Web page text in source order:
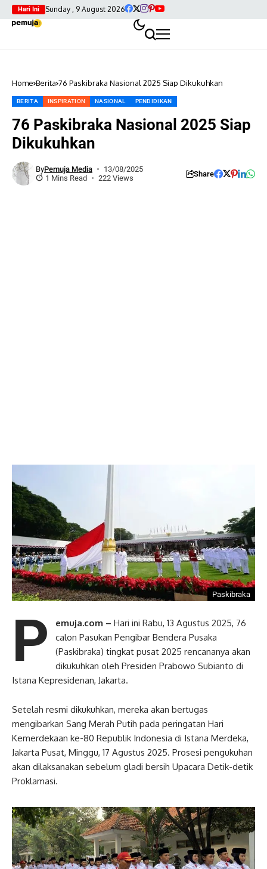
Hari Ini Sunday , 9 August 2026
Home Berita 76 Paskibraka Nasional 2025 Siap Dikukuhkan
BERITA INSPIRATION NASIONAL PENDIDIKAN
76 Paskibraka Nasional 2025 Siap
Dikukuhkan
ByPemuja Media
13/08/2025
1 Mins Read
222 Views Share
Paskibraka
P emuja.com – Hari ini Rabu, 13 Agustus 2025, 76
calon Pasukan Pengibar Bendera Pusaka
(Paskibraka) tingkat pusat 2025 rencananya akan
dikukuhkan oleh Presiden Prabowo Subianto di
Istana Kepresidenan, Jakarta.
Setelah resmi dikukuhkan, mereka akan bertugas
mengibarkan Sang Merah Putih pada peringatan Hari
Kemerdekaan ke-80 Republik Indonesia di Istana Merdeka,
Jakarta Pusat, Minggu, 17 Agustus 2025. Prosesi pengukuhan
akan dilaksanakan sebelum gladi bersih Upacara Detik-detik
Proklamasi.